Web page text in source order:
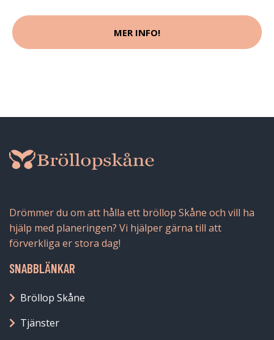
MER INFO!
Drömmer du om att hålla ett bröllop Skåne och vill ha
hjälp med planeringen? Vi hjälper gärna till att
förverkliga er stora dag!
SNABBLÄNKAR
Bröllop Skåne
Tjänster